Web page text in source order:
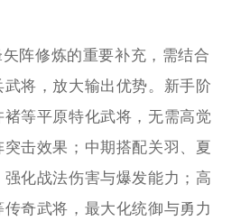
阵修炼的重要补充，需结合
武将，放大输出优势。新手阶
等平原特化武将，无需高觉
击效果；中期搭配关羽、夏
化战法伤害与爆发能力；高
传奇武将，最大化统御与勇力